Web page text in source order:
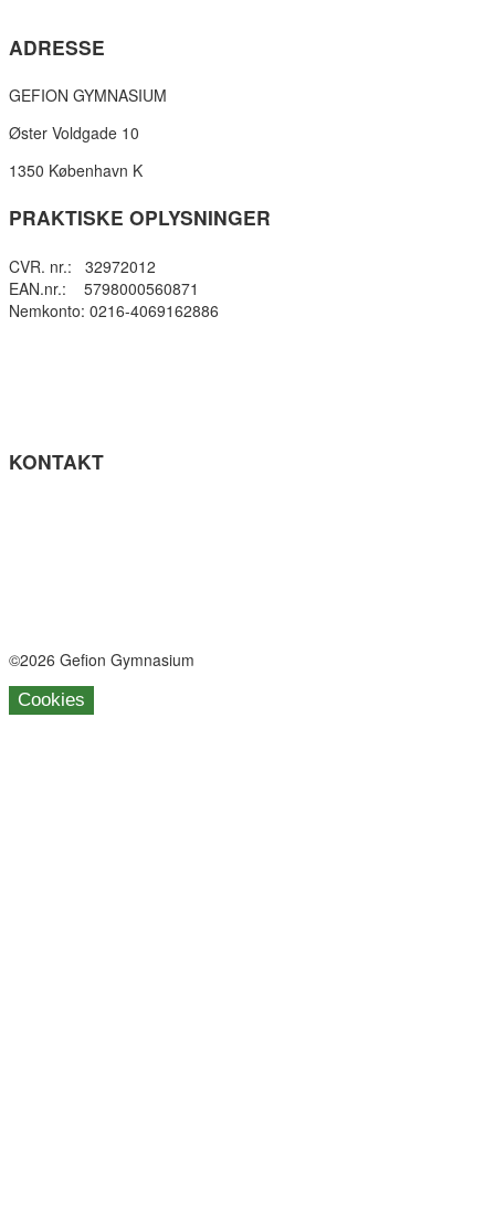
ADRESSE
GEFION GYMNASIUM
Øster Voldgade 10
1350 København K
PRAKTISKE OPLYSNINGER
CVR. nr.: 32972012
EAN.nr.: 5798000560871
Nemkonto: 0216-4069162886
KONTAKT
©2026 Gefion Gymnasium
Cookies